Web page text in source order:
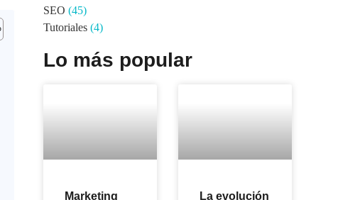
SEO (45)
Tutoriales (4)
Lo más popular
Marketing
La evolución